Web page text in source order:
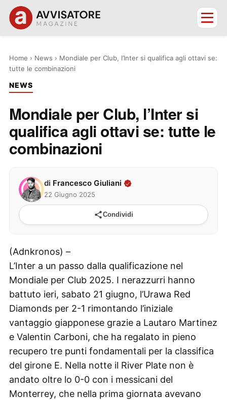
Home › News › Mondiale per Club, l’Inter si qualifica agli ottavi se:
tutte le combinazioni
NEWS
Mondiale per Club, l’Inter si
qualifica agli ottavi se: tutte le
combinazioni
di Francesco Giuliani
22 Giugno 2025
Condividi
(Adnkronos) –
L’Inter a un passo dalla qualificazione nel
Mondiale per Club 2025. I nerazzurri hanno
battuto ieri, sabato 21 giugno, l’Urawa Red
Diamonds per 2-1 rimontando l’iniziale
vantaggio giapponese grazie a Lautaro Martinez
e Valentin Carboni, che ha regalato in pieno
recupero tre punti fondamentali per la classifica
del girone E. Nella notte il River Plate non è
andato oltre lo 0-0 con i messicani del
Monterrey, che nella prima giornata avevano